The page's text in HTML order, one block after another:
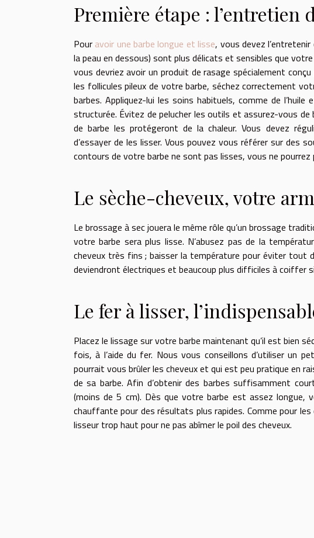
Première étape : l’entretien
Pour avoir une barbe longue et lisse, vous devez
la peau en dessous) sont plus délicats et sensibles que
vous devriez avoir un produit de rasage spécialement
les follicules pileux de votre barbe, séchez correctement
barbes. Appliquez-lui les soins habituels, comme de
structurée. Évitez de pelucher les outils et assurez-vous de
de barbe les protégeront de la chaleur. Vous devez
d’essayer de les lisser. Vous pouvez vous référer sur des
contours de votre barbe ne sont pas lisses, vous ne pourrez
Le sèche-cheveux, votre
Le brossage à sec jouera le même rôle qu’un brossage
votre barbe sera plus lisse. N’abusez pas de la
cheveux très fins ; baisser la température pour éviter tout
deviendront électriques et beaucoup plus difficiles à coiffer si
Le fer à lisser,
Placez le lissage sur votre barbe maintenant qu’il est bien
fois, à l’aide du fer. Nous vous conseillons d’utiliser un
pourrait vous brûler les cheveux et qui est peu pratique en
de sa barbe. Afin d’obtenir des barbes suffisamment
(moins de 5 cm). Dès que votre barbe est assez longue,
chauffante pour des résultats plus rapides. Comme pour
lisseur trop haut pour ne pas abîmer le poil des cheveux.